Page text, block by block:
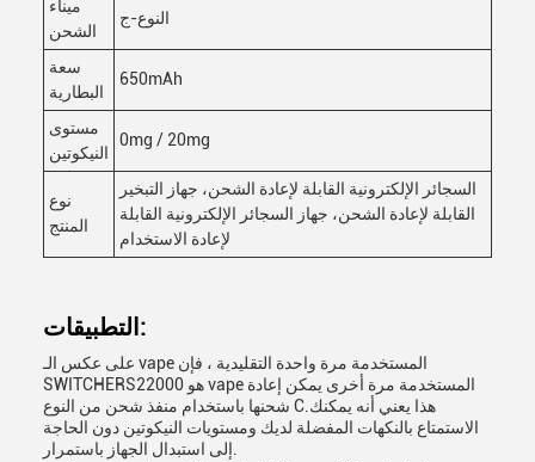
ميناء
الشحن
النوع-ج
سعة
البطارية
650mAh
مستوى
النيكوتين
0mg / 20mg
نوع
المنتج
السجائر الإلكترونية القابلة لإعادة الشحن، جهاز التبخير
القابلة لإعادة الشحن، جهاز السجائر الإلكترونية القابلة
لإعادة الاستخدام
التطبيقات:
على عكس الـ vape المستخدمة مرة واحدة التقليدية ، فإن
SWITCHERS22000 هو vape المستخدمة مرة أخرى يمكن إعادة
شحنها باستخدام منفذ شحن من النوع C.هذا يعني أنه يمكنك
الاستمتاع بالنكهات المفضلة لديك ومستويات النيكوتين دون الحاجة